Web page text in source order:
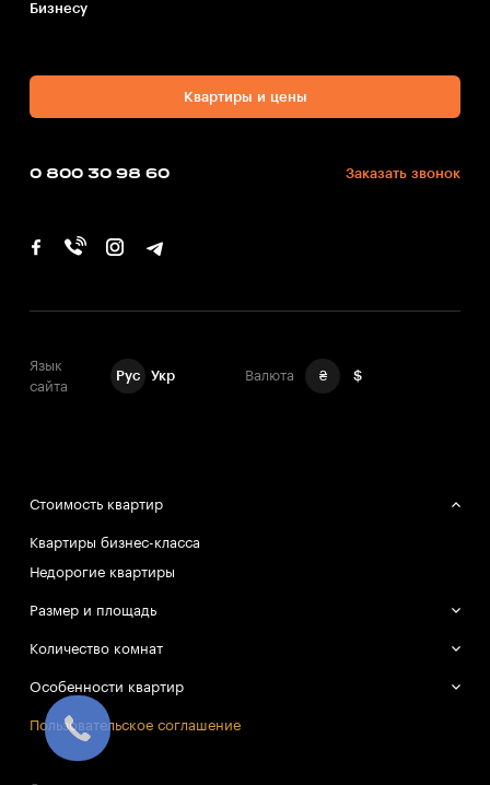
Все квартиры в объекте проданы
Бизнесу
Квартиры и цены
0 800 30 98 60 Заказать звонок
Язык
сайта
Рус Укр Валюта ₴ $
Стоимость квартир
Квартиры бизнес-класса
Недорогие квартиры
Размер и площадь
Большие квартиры
Маленькие квартиры
Количество комнат
Однокомнатные квартиры
Двухкомнатные квартиры
Трёхкомнатные квартиры
Особенности квартир
Смарт-квартиры
Пользовательское соглашение